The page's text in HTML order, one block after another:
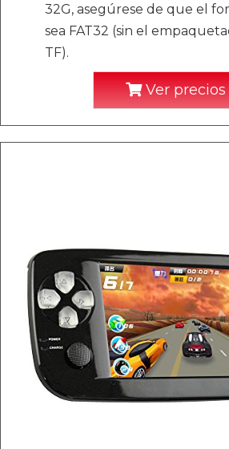
32G, asegúrese de que el
sea FAT32 (sin el
TF).
Ver